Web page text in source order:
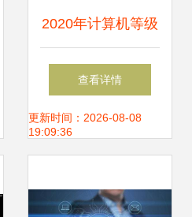
2020年计算机等级
考试等级与科目构
成探析——以网络
发为例
查看详情
更新时间：2026-08-08
19:09:36